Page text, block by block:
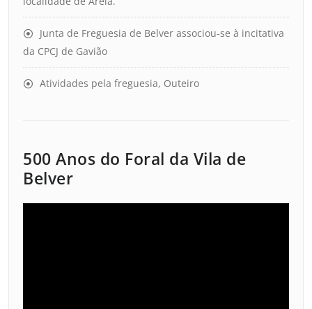
Junta de Freguesia de Belver associou-se à incitativa
da CPCJ de Gavião
Atividades pela freguesia, Outeiro
500 Anos do Foral da Vila de
Belver